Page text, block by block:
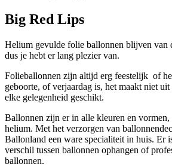
Big Red Lips
Helium gevulde folie ballonnen blijven van
dus je hebt er lang plezier van.
Folieballonnen zijn altijd erg feestelijk of
geboorte, of verjaardag is, het maakt niet
elke gelegenheid geschikt.
Ballonnen zijn er in alle kleuren en
helium. Met het verzorgen van
Ballonland een ware specialiteit in huis. Er
verschil tussen ballonnen ophangen of
ballonnen.